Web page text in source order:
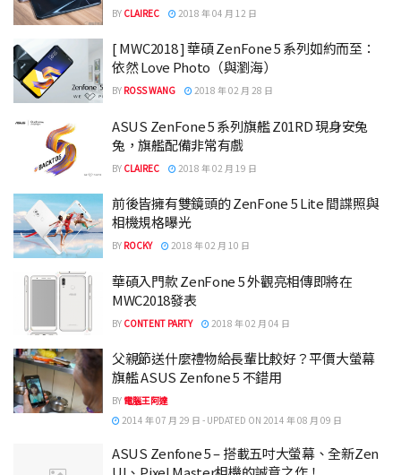
BY CLAIREC 2018 年 04 月 12 日
[ MWC2018 ] 華碩 ZenFone 5 系列如約而至：
依然 Love Photo（與瀏海）
BY ROSS WANG 2018 年 02 月 28 日
ASUS ZenFone 5 系列旗艦 Z01RD 現身安兔
兔，旗艦配備非常有戲
BY CLAIREC 2018 年 02 月 19 日
前後皆擁有雙鏡頭的 ZenFone 5 Lite 間諜照與
相機規格曝光
BY ROCKY 2018 年 02 月 10 日
華碩入門款 ZenFone 5 外觀亮相傳即將在
MWC2018發表
BY CONTENT PARTY 2018 年 02 月 04 日
父親節送什麼禮物給長輩比較好？平價大螢幕
旗艦 ASUS Zenfone 5 不錯用
BY 電腦王阿達
2014 年 07 月 29 日 - UPDATED ON 2014 年 08 月 09 日
ASUS Zenfone 5 – 搭載五吋大螢幕、全新Zen